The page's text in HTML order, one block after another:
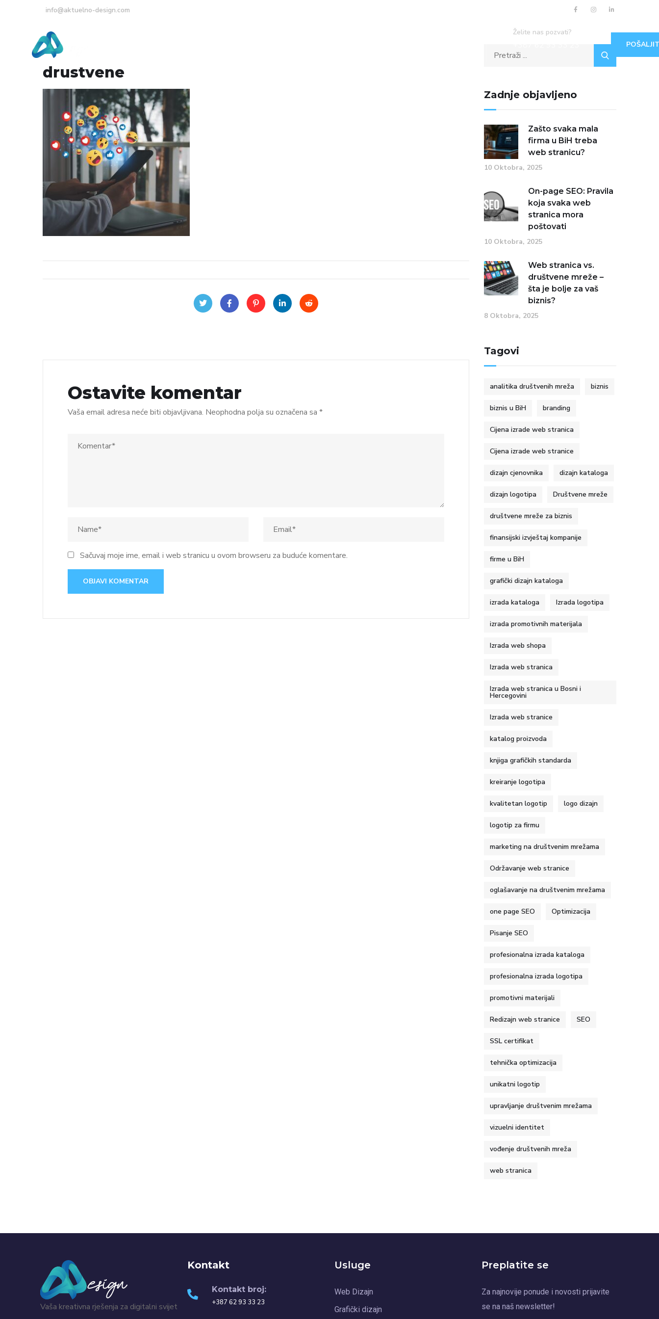
info@aktuelno-design.com
Želite nas pozvati?
drustvene
Ostavite komentar
Vaša email adresa neće biti objavljivana. Neophodna polja su označena sa *
Sačuvaj moje ime, email i web stranicu u ovom browseru za buduće komentare.
Zadnje objavljeno
Zašto svaka mala
firma u BiH treba
web stranicu?
10 Oktobra, 2025
On-page SEO: Pravila
koja svaka web
stranica mora
poštovati
10 Oktobra, 2025
Web stranica vs.
društvene mreže –
šta je bolje za vaš
biznis?
8 Oktobra, 2025
Tagovi
analitika društvenih mreža biznis
biznis u BiH branding
Cijena izrade web stranica
Cijena izrade web stranice
dizajn cjenovnika dizajn kataloga
dizajn logotipa Društvene mreže
društvene mreže za biznis
finansijski izvještaj kompanije
firme u BiH
grafički dizajn kataloga
izrada kataloga Izrada logotipa
izrada promotivnih materijala
Izrada web shopa
Izrada web stranica
Izrada web stranica u Bosni i
Hercegovini
Izrada web stranice
katalog proizvoda
knjiga grafičkih standarda
kreiranje logotipa
kvalitetan logotip logo dizajn
logotip za firmu
marketing na društvenim mrežama
Održavanje web stranice
oglašavanje na društvenim mrežama
one page SEO Optimizacija
Pisanje SEO
profesionalna izrada kataloga
profesionalna izrada logotipa
promotivni materijali
Redizajn web stranice SEO
SSL certifikat
tehnička optimizacija
unikatni logotip
upravljanje društvenim mrežama
vizuelni identitet
vođenje društvenih mreža
web stranica
Vaša kreativna rješenja za digitalni svijet
Kontakt
Kontakt broj:
+387 62 93 33 23
Usluge
Web Dizajn
Grafički dizajn
Preplatite se
Za najnovije ponude i novosti prijavite
se na naš newsletter!